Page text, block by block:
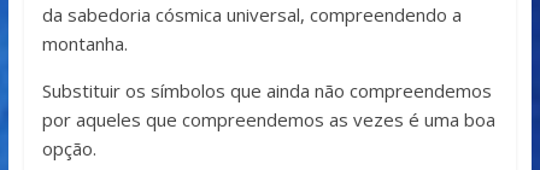
da sabedoria cósmica universal, compreendendo a
montanha.
Substituir os símbolos que ainda não compreendemos
por aqueles que compreendemos as vezes é uma boa
opção.